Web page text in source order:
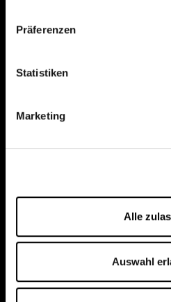
Präferenzen
Statistiken
Marketing
Alle
Auswahl
Anwendungen
Team
Kreatin Wissen
Downloads